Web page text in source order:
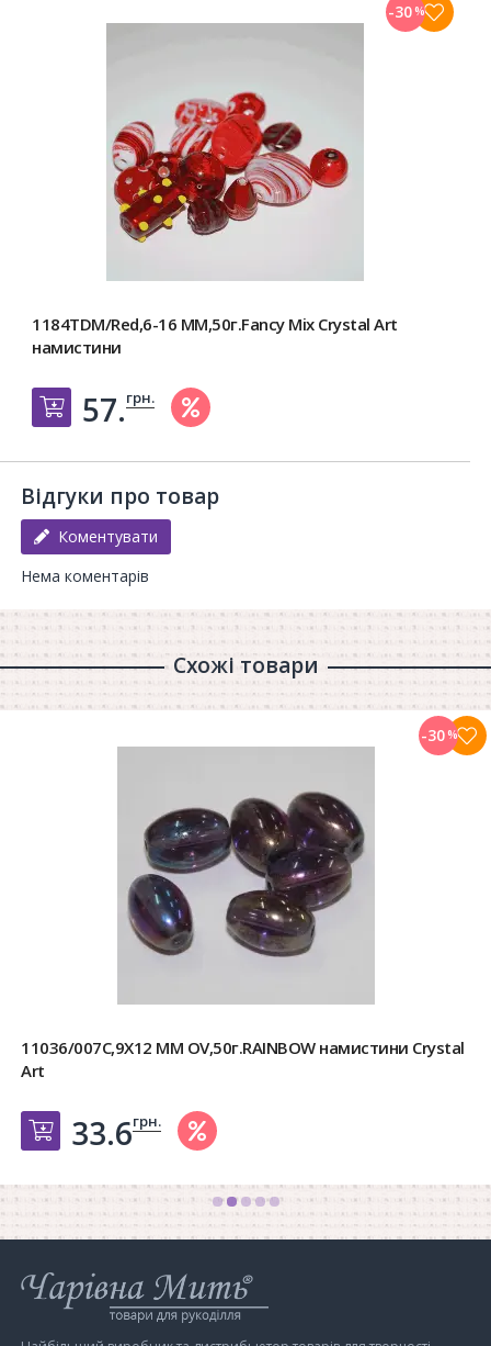
1184TDM/Red,6-16 MM,50г.Fancy Mix Crystal Art
намистини
Добавить в корзину
57.грн.
-30%
Відгуки про товар
Коментувати
Нема коментарів
Схожі товари
11036/007C,9X12 MM OV,50г.RAINBOW намистини Crystal
Art
Добавить в корзину
33.6грн.
-30%
Інтернет-
магазин
Мить